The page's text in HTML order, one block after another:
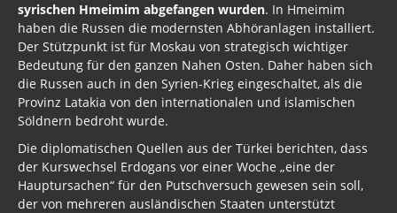
syrischen Hmeimim abgefangen wurden. In Hmeimim
haben die Russen die modernsten Abhöranlagen installiert.
Der Stützpunkt ist für Moskau von strategisch wichtiger
Bedeutung für den ganzen Nahen Osten. Daher haben sich
die Russen auch in den Syrien-Krieg eingeschaltet, als die
Provinz Latakia von den internationalen und islamischen
Söldnern bedroht wurde.
Die diplomatischen Quellen aus der Türkei berichten, dass
der Kurswechsel Erdogans vor einer Woche „eine der
Hauptursachen“ für den Putschversuch gewesen sein soll,
der von mehreren ausländischen Staaten unterstützt